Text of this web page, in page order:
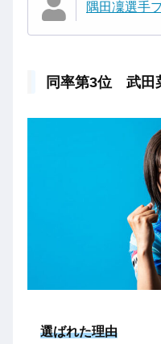
隅田凜選手
同率第3位 武田
選ばれた理由